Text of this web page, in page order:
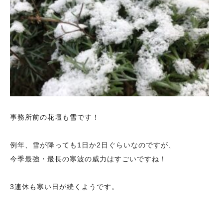
事務所前の花壇も雪です！
例年、雪が降っても1日か2日ぐらいなのですが、
今季最強・最長の寒波の威力はすごいですね！
3連休も寒い日が続くようです。